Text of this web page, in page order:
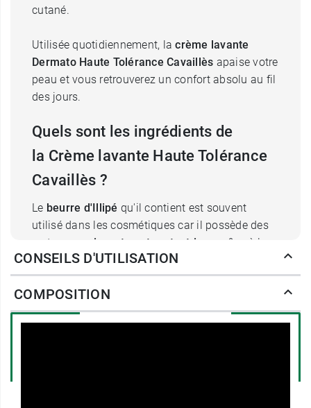
cutané.
Utilisée quotidiennement, lacrème lavante
Dermato Haute Tolérance Cavaillès apaise votre
peau et vous retrouverez un confort absolu au fil
des jours.
Quels sont les ingrédients de
la Crème lavante Haute Tolérance
Cavaillès ?
Le beurre d'Illipé qu'il contient est souvent
utilisé dans les cosmétiques car il possède des
vertus
nourrissantes et protectrices
grâce à la
vitamine E qu'il contient, ce qui lui confère
également une propriété anti oxydante afin de
redonner à votre peau souplesse et confort.
Grâce à lui votre peau serahydratée en
CONSEILS D'UTILISATION
COMPOSITION